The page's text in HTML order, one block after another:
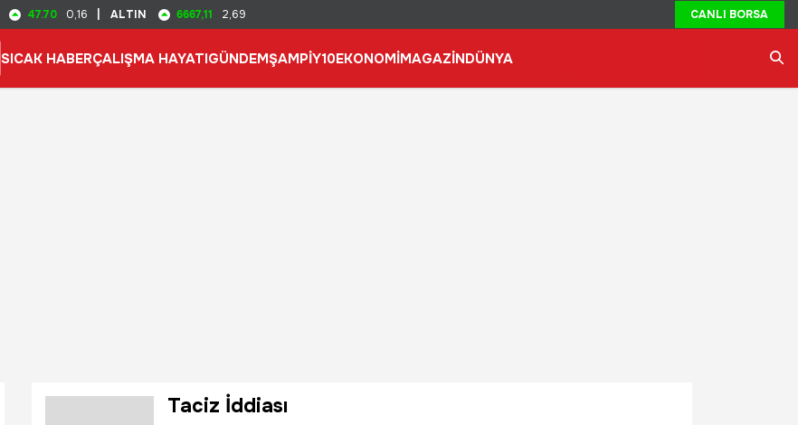
47.70 0,16 ALTIN 6667,11 2,69 CANLI BORSA
SICAK HABERÇALIŞMA HAYATIGÜNDEMŞAMPİY10EKONOMİMAGAZİNDÜNYA
Taciz İddiası